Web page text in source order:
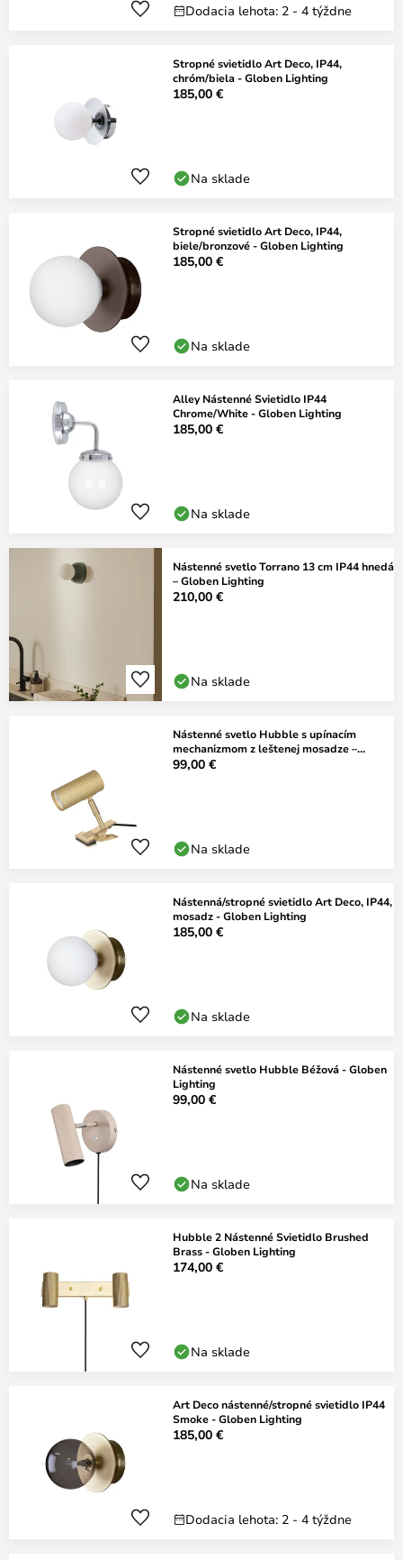
Dodacia lehota: 2 - 4 týždne
Stropné svietidlo Art Deco, IP44,
chróm/biela - Globen Lighting
185,00 €
Na sklade
Stropné svietidlo Art Deco, IP44,
biele/bronzové - Globen Lighting
185,00 €
Na sklade
Alley Nástenné Svietidlo IP44
Chrome/White - Globen Lighting
185,00 €
Na sklade
Nástenné svetlo Torrano 13 cm IP44 hnedá
– Globen Lighting
210,00 €
Na sklade
Nástenné svetlo Hubble s upínacím
mechanizmom z leštenej mosadze –
Globen
99,00 €
Na sklade
Nástenná/stropné svietidlo Art Deco, IP44,
mosadz - Globen Lighting
185,00 €
Na sklade
Nástenné svetlo Hubble Béžová - Globen
Lighting
99,00 €
Na sklade
Hubble 2 Nástenné Svietidlo Brushed
Brass - Globen Lighting
174,00 €
Na sklade
Art Deco nástenné/stropné svietidlo IP44
Smoke - Globen Lighting
185,00 €
Dodacia lehota: 2 - 4 týždne